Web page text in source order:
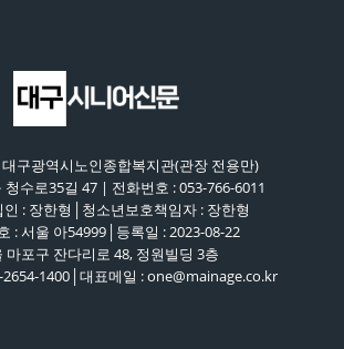
구광역시노인종합복지관(관장 전용만)
청수로35길 47 | 전화번호 : 053-766-6011
인 : 장한형│청소년보호책임자 : 장한형
: 서울 아54999│등록일 : 2023-08-22
마포구 잔다리로 48, 정원빌딩 3층
2654-1400│대표메일 : one@mainage.co.kr